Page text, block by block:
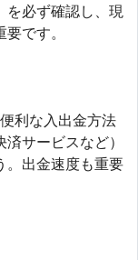
を必ず確認し、現
です。
利な入出金方法
サービスなど）
。出金速度も重要